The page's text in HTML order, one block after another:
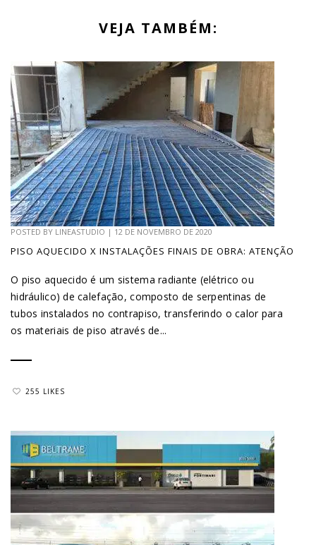
VEJA TAMBÉM:
POSTED BY LINEASTUDIO | 12 DE NOVEMBRO DE 2020
PISO AQUECIDO X INSTALAÇÕES FINAIS DE OBRA: ATENÇÃO
O piso aquecido é um sistema radiante (elétrico ou
hidráulico) de calefação, composto de serpentinas de
tubos instalados no contrapiso, transferindo o calor para
os materiais de piso através de...
255 LIKES